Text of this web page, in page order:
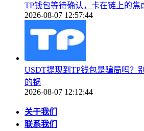
TP钱包等待确认，卡在链上的焦
2026-08-07 12:57:44
USDT提现到TP钱包是骗局吗？
的锅
2026-08-07 12:12:44
关于我们
联系我们